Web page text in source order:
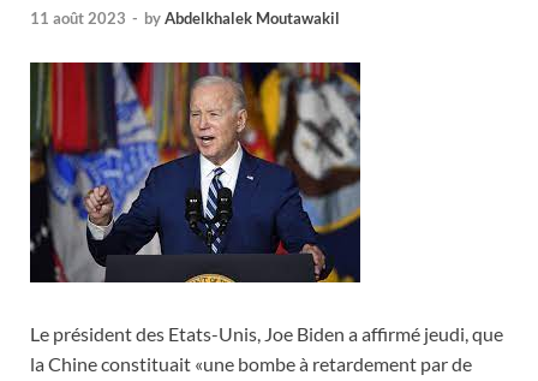
11 août 2023 - byAbdelkhalek Moutawakil
Le président des Etats-Unis, Joe Biden a affirmé jeudi, que
la Chine constituait «une bombe à retardement par de